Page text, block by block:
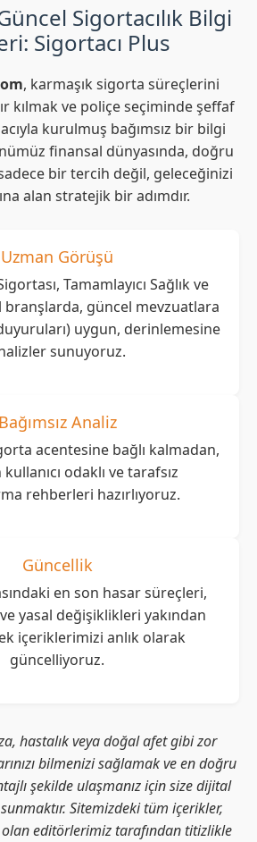
Sigortacılık Bilgi
Sigortacı Plus
, karmaşık sigorta süreçlerini
kılmak ve poliçe seçiminde şeffaf
kurulmuş bağımsız bir bilgi
finansal dünyasında, doğru
bir tercih değil, geleceğinizi
alan stratejik bir adımdır.
Uzman Görüşü
Tamamlayıcı Sağlık ve
branşlarda, güncel mevzuatlara
uygun, derinlemesine
sunuyoruz.
Bağımsız Analiz
acentesine bağlı kalmadan,
odaklı ve tarafsız
rehberleri hazırlıyoruz.
Güncellik
en son hasar süreçleri,
yasal değişiklikleri yakından
içeriklerimizi anlık olarak
güncelliyoruz.
hastalık veya doğal afet gibi zor
bilmenizi sağlamak ve en doğru
şekilde ulaşmanız için size dijital
Sitemizdeki tüm içerikler,
editörlerimiz tarafından titizlikle